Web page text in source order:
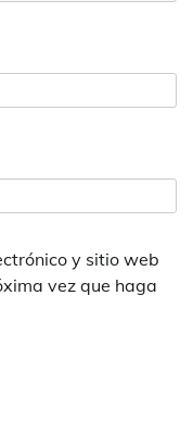
y sitio web
vez que haga